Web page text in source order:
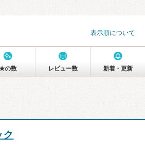
表示順について
の数 レビュー数 新着・更新
ク